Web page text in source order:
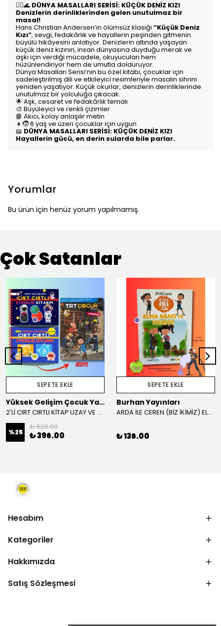
🧜‍♀️🌊 DÜNYA MASALLARI SERİSİ: KÜÇÜK DENİZ KIZI
Denizlerin derinliklerinden gelen unutulmaz bir
masal!
Hans Christian Andersen’in ölümsüz klasiği “Küçük Deniz
Kızı”, sevgi, fedakârlık ve hayallerin peşinden gitmenin
büyülü hikâyesini anlatıyor. Denizlerin altında yaşayan
küçük deniz kızının, insan dünyasına duyduğu merak ve
aşkı için verdiği mücadele, okuyucuları hem
hüzünlendiriyor hem de umutla dolduruyor.
Dünya Masalları Serisi’nin bu özel kitabı, çocuklar için
sadeleştirilmiş dili ve etkileyici resimleriyle masalın sihrini
yeniden yaşatıyor. Küçük okurlar, denizlerin derinliklerinde
unutulmaz bir yolculuğa çıkacak.
🌟 Aşk, cesaret ve fedakârlık temalı
🎨 Büyüleyici ve renkli çizimler
📘 Akıcı, kolay anlaşılır metin
👧🧒 6 yaş ve üzeri çocuklar için uygun
📖 DÜNYA MASALLARI SERİSİ: KÜÇÜK DENİZ KIZI
Hayallerin gücü, en derin sularda bile parlar.
Yorumlar
Bu ürün için henüz yorum yapılmamış.
Çok Satanlar
SEPETE EKLE
Yüksek Gelişim Çocuk Yayınları
2'Lİ CIRT CIRTLI KİTAP UZAY VE SAĞLIKLI VİTAMİNLER KAMPANYA
%25
₺ 529.00
₺ 396.00
SEPETE EKLE
Burhan Yayınları
ARDA İLE CEREN (BİZ İKİMİZ) ELMA AĞACI VE İTFAİYE HİKAYE KİTABI
₺ 136.00
Hesabım
Kategoriler
Hakkımızda
Satış Sözleşmesi